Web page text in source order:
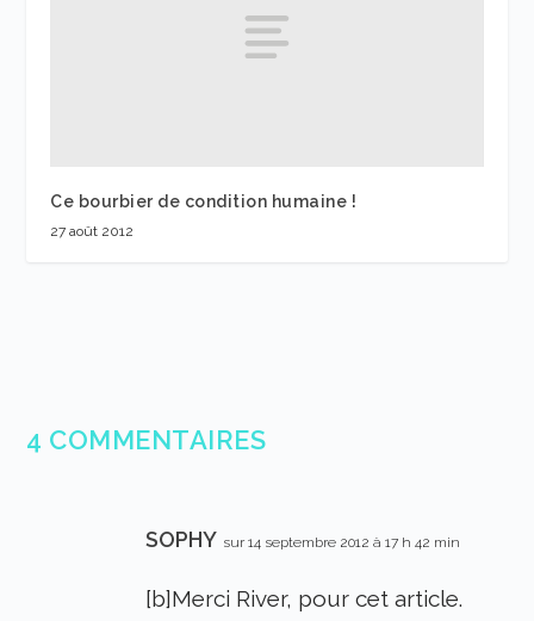
Ce bourbier de condition humaine !
27 août 2012
4 COMMENTAIRES
SOPHY sur 14 septembre 2012 à 17 h 42 min
[b]Merci River, pour cet article.